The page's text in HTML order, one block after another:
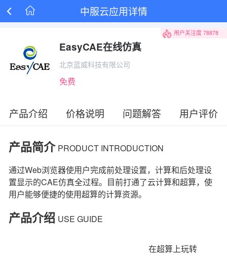
 中服云应用详情
EasyCAE在线仿真
北京蓝威科技有限公司
免费
用户关注度78878
产品介绍 价格说明 问题解答 用户评价
产品简介 PRODUCT INTRODUCTION
通过Web浏览器使用户完成前处理设置，计算和后处理设
置显示的CAE仿真全过程。目前打通了云计算和超算，使
用户能够便捷的使用超算的计算资源。
产品介绍 USE GUIDE